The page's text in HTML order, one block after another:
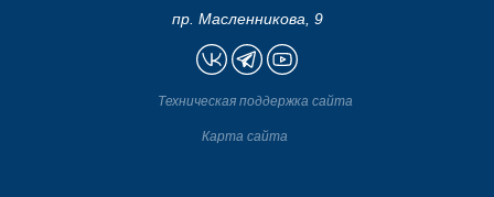
пр. Масленникова, 9
Техническая поддержка сайта
Карта сайта